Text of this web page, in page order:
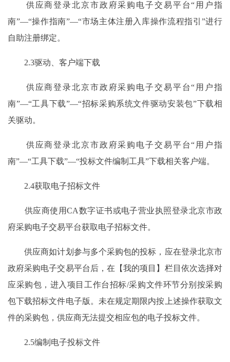
供应商登录北京市政府采购电子交易平台“用户指
南”—“操作指南”—“市场主体注册入库操作流程指引”进行
自助注册绑定。
2.3驱动、客户端下载
供应商登录北京市政府采购电子交易平台“用户指
南”—“工具下载”—“招标采购系统文件驱动安装包”下载相
关驱动。
供应商登录北京市政府采购电子交易平台“用户指
南”—“工具下载”—“投标文件编制工具”下载相关客户端。
2.4获取电子招标文件
供应商使用CA数字证书或电子营业执照登录北京市政
府采购电子交易平台获取电子招标文件。
供应商如计划参与多个采购包的投标，应在登录北京市
政府采购电子交易平台后，在【我的项目】栏目依次选择对
应采购包，进入项目工作台招标/采购文件环节分别按采购
包下载招标文件电子版。未在规定期限内按上述操作获取文
件的采购包，供应商无法提交相应包的电子投标文件。
2.5编制电子投标文件